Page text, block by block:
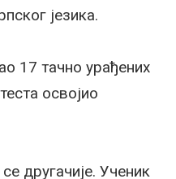
језика.
17 тачно урађених
освојио
другачије. Ученик